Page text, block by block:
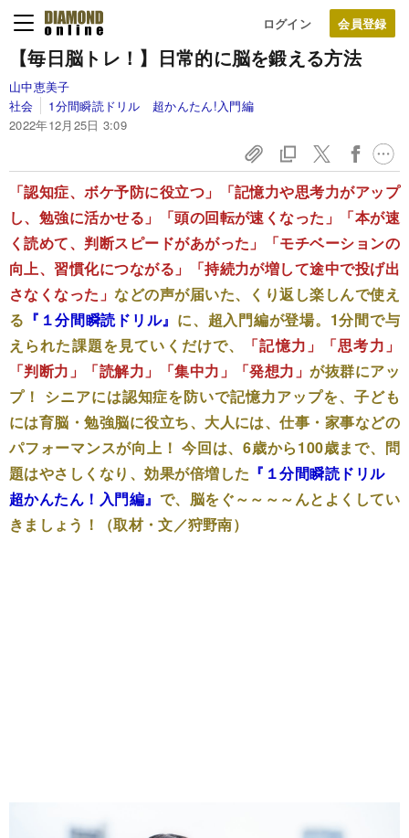
ログイン
【毎日脳トレ！】日常的に脳を鍛える方法
山中恵美子
社会
1分間瞬読ドリル 超かんたん!入門編
2022年12月25日 3:09
「認知症、ボケ予防に役立つ」「記憶力や思考力がアップ
し、勉強に活かせる」「頭の回転が速くなった」「本が速
く読めて、判断スピードがあがった」「モチベーションの
向上、習慣化につながる」「持続力が増して途中で投げ出
さなくなった」などの声が届いた、くり返し楽しんで使え
る 『 １分間瞬読ドリル』 に、超入門編が登場。1分間で与
えられた課題を見ていくだけで、
「記憶力」「思考力」
「判断力」「読解力」「集中力」「発想力」が抜群にアッ
プ！ シニアには認知症を防いで記憶力アップを、子ども
には育脳・勉強脳に役立ち、大人には、仕事・家事などの
パフォーマンスが向上！ 今回は、6歳から100歳まで、問
題はやさしくなり、効果が倍増した 『 １分間瞬読ドリル
超かんたん！入門編』 で、脳をぐ～～～～んとよくしてい
きましょう！（取材・文／狩野南）